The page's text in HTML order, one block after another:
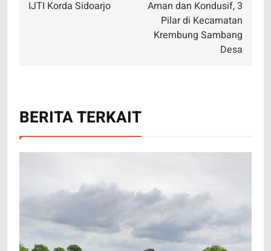
IJTI Korda Sidoarjo
Aman dan Kondusif, 3
Pilar di Kecamatan
Krembung Sambang
Desa
BERITA TERKAIT